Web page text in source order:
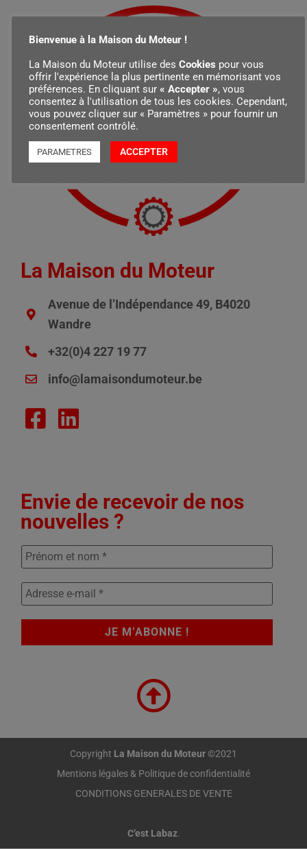
La Maison du Moteur
Avenue de l’Indépendance 49, B4020
Wandre
+32(0)4 227 19 77
info@lamaisondumoteur.be
Envie de recevoir de nos
nouvelles ?
Copyright La Maison du Moteur©2021
Mentions légales & Politique de confidentialité
CONDITIONS GENERALES DE VENTE
C’est Labaz.
Bienvenue à la Maison du Moteur !
La Maison du Moteur utilise des Cookies pour vous
offrir l'expérience la plus pertinente en mémorisant vos
préférences. En cliquant sur « Accepter », vous
consentez à l'utilisation de tous les cookies. Cependant,
vous pouvez cliquer sur « Paramètres » pour fournir un
consentement contrôlé.
PARAMETRES ACCEPTER